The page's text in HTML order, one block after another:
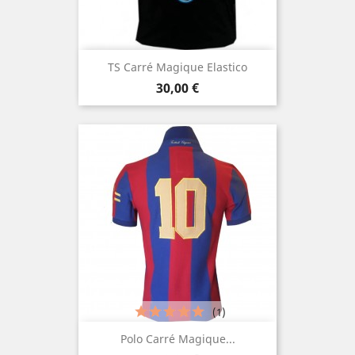
TS Carré Magique Elastico
Prezzo
30,00 €
Polo Carré Magique...
(1)